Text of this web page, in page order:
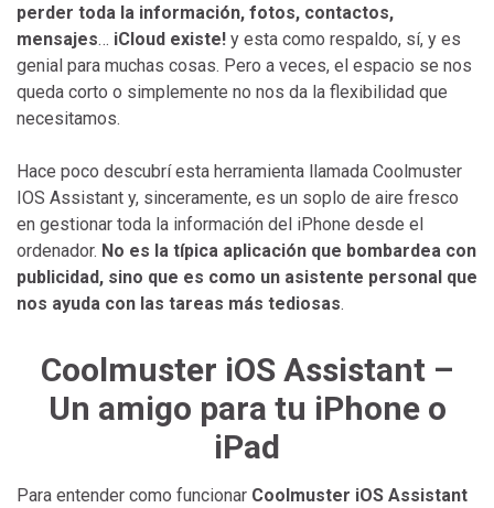
perder toda la información, fotos, contactos,
mensajes… iCloud existe! y esta como respaldo, sí, y es
genial para muchas cosas. Pero a veces, el espacio se nos
queda corto o simplemente no nos da la flexibilidad que
necesitamos.
Hace poco descubrí esta herramienta llamada Coolmuster
IOS Assistant y, sinceramente, es un soplo de aire fresco
en gestionar toda la información del iPhone desde el
ordenador. No es la típica aplicación que bombardea con
publicidad, sino que es como un asistente personal que
nos ayuda con las tareas más tediosas.
Coolmuster iOS Assistant –
Un amigo para tu iPhone o
iPad
Para entender como funcionar Coolmuster iOS Assistant